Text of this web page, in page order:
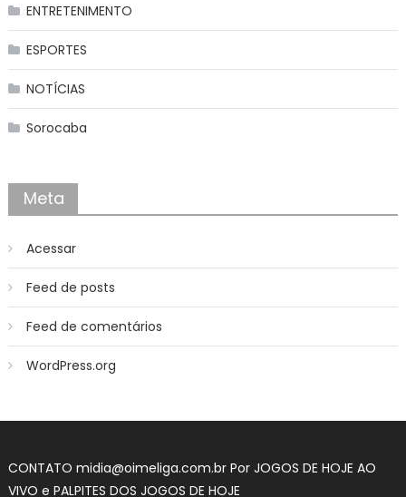
ENTRETENIMENTO
ESPORTES
NOTÍCIAS
Sorocaba
Meta
Acessar
Feed de posts
Feed de comentários
WordPress.org
CONTATO midia@oimeliga.com.br Por JOGOS DE HOJE AO
VIVO e PALPITES DOS JOGOS DE HOJE